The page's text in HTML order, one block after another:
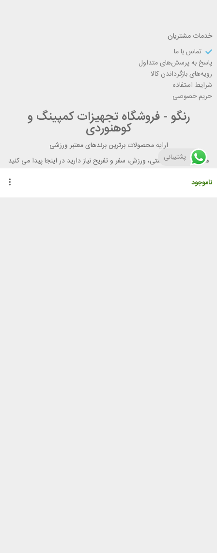
ناموجود
خدمات مشتریان
تماس با ما
پاسخ به پرسش‌های متداول
رویه‌های بازگرداندن کالا
شرایط استفاده
حریم خصوصی
رنگو - فروشگاه تجهیزات کمپینگ و
کوهنوردی
ارایه محصولات برترین برندهای معتبر ورزشی
هر آنچه برای تندرستی، ورزش، سفر و تفریح نیاز دارید در اینجا پیدا می کنید
پشتیبانی